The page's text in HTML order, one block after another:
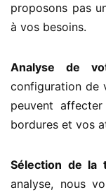
proposons pas
à vos besoins.
Analyse de
configuration de
peuvent
bordures et vos
Sélection de la
analyse, nous